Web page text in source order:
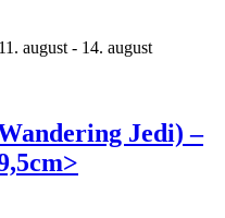
august - 14. august
Jedi) –